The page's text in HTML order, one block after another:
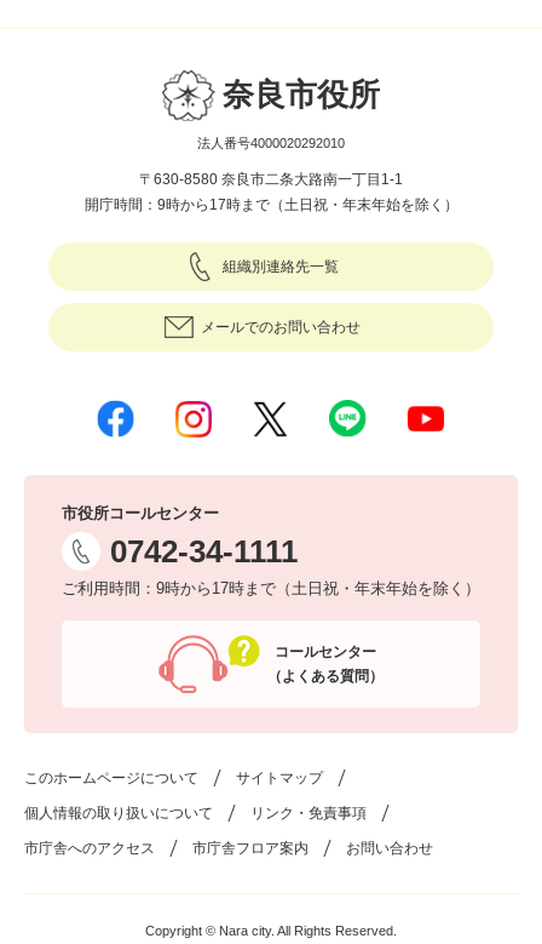
奈良市役所
法人番号4000020292010
〒630-8580 奈良市二条大路南一丁目1-1
開庁時間：9時から17時まで（土日祝・年末年始を除く）
組織別連絡先一覧
メールでのお問い合わせ
市役所コールセンター
0742-34-1111
ご利用時間：9時から17時まで（土日祝・年末年始を除く）
コールセンター
（よくある質問）
このホームページについて サイトマップ
個人情報の取り扱いについて リンク・免責事項
市庁舎へのアクセス 市庁舎フロア案内 お問い合わせ
Copyright © Nara city. All Rights Reserved.